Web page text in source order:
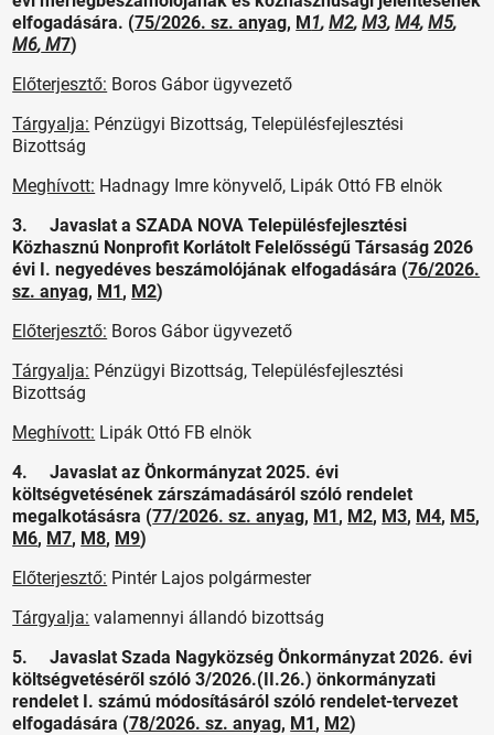
elfogadására. (75/2026. sz. anyag, M1,M2,M3,M4,M5,
M6, M7)
Előterjesztő: Boros Gábor ügyvezető
Tárgyalja: Pénzügyi Bizottság, Településfejlesztési
Bizottság
Meghívott: Hadnagy Imre könyvelő, Lipák Ottó FB elnök
3. Javaslat a SZADA NOVA Településfejlesztési
Közhasznú Nonprofit Korlátolt Felelősségű Társaság 2026
évi I. negyedéves beszámolójának elfogadására (76/2026.
sz. anyag, M1, M2)
Előterjesztő: Boros Gábor ügyvezető
Tárgyalja: Pénzügyi Bizottság, Településfejlesztési
Bizottság
Meghívott: Lipák Ottó FB elnök
4. Javaslat az Önkormányzat 2025. évi
költségvetésének zárszámadásáról szóló rendelet
megalkotásásra (77/2026. sz. anyag, M1, M2, M3, M4, M5,
M6, M7, M8, M9)
Előterjesztő: Pintér Lajos polgármester
Tárgyalja: valamennyi állandó bizottság
5. Javaslat Szada Nagyközség Önkormányzat 2026. évi
költségvetéséről szóló 3/2026.(II.26.) önkormányzati
rendelet I. számú módosításáról szóló rendelet-tervezet
elfogadására (78/2026. sz. anyag, M1, M2)